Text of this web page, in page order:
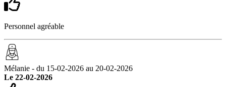
Personnel agréable
Mélanie - du 15-02-2026 au 20-02-2026
Le 22-02-2026